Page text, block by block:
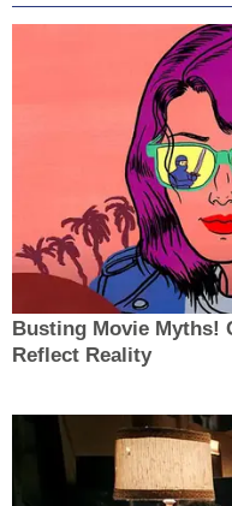
Busting Movie Myths!
Reflect Reality